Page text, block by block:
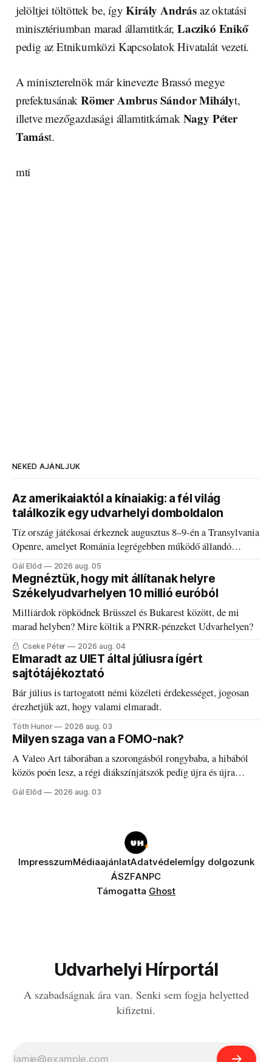
jelöltjei töltöttek be, ígyKirály Andrásaz oktatási
minisztériumban marad államtitkár,Laczikó Enikő
pedig az Etnikumközi Kapcsolatok Hivatalát vezeti.
A miniszterelnök már kinevezte Brassó megye
prefektusánakRömer Ambrus Sándor Mihályt,
illetve mezőgazdasági államtitkárnak Nagy Péter
Tamást.
mti
NEKED AJÁNLJUK
Az amerikaiaktól a kínaiakig: a fél világ
találkozik egy udvarhelyi domboldalon
Tíz ország játékosai érkeznek augusztus 8–9-én a Transylvania
Openre, amelyet Románia legrégebben működő állandó
discgolfpályáján rendeznek meg.
Gál Előd 2026 aug. 05
Megnéztük, hogy mit állítanak helyre
Székelyudvarhelyen 10 millió euróból
Milliárdok röpködnek Brüsszel és Bukarest között, de mi
marad helyben? Mire költik a PNRR-pénzeket Udvarhelyen?
Cseke Péter 2026 aug. 04
Elmaradt az UIET által júliusra ígért
sajtótájékoztató
Bár július is tartogatott némi közéleti érdekességet, jogosan
érezhetjük azt, hogy valami elmaradt.
Tóth Hunor 2026 aug. 03
Milyen szaga van a FOMO-nak?
A Valeo Art táborában a szorongásból rongybaba, a hibából
közös poén lesz, a régi diákszínjátszók pedig újra és újra
visszatalálnak egymáshoz.
Gál Előd 2026 aug. 03
ImpresszumMédiaajánlatAdatvédelemÍgy dolgozunk
ÁSZFANPC
Támogatta Ghost
Udvarhelyi Hírportál
A szabadságnak ára van. Senki sem fogja helyetted
kifizetni.